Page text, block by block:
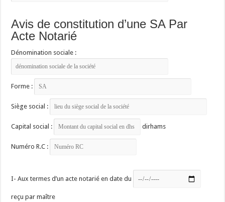
Avis de constitution d’une SA Par
Acte Notarié
Dénomination sociale :
Forme :
Siège social :
Capital social : dirhams
Numéro R.C :
I- Aux termes d’un acte notarié en date du
reçu par maître